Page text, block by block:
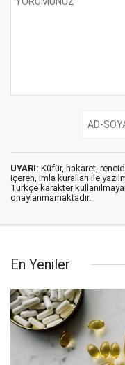
UYARI: Küfür, hakaret,
içeren, imla kuralları ile
Türkçe karakter
onaylanmamaktadır.
En Yeniler